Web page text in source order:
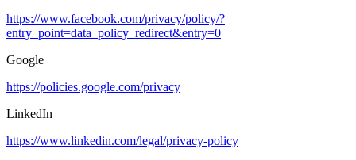
https://www.facebook.com/privacy/policy/?
entry_point=data_policy_redirect&entry=0
Google
https://policies.google.com/privacy
LinkedIn
https://www.linkedin.com/legal/privacy-policy